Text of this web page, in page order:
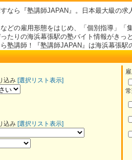
なら『塾講師JAPAN』。日本最大級の
どの雇用形態をはじめ、「個別指導」
たりの海浜幕張駅の塾バイト情報がきっ
塾講師！『塾講師JAPAN』は海浜幕張駅
込み [選択リスト表示]
込み [選択リスト表示]